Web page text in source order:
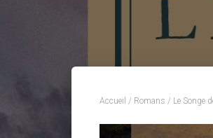
Accueil / Romans / Le Songe